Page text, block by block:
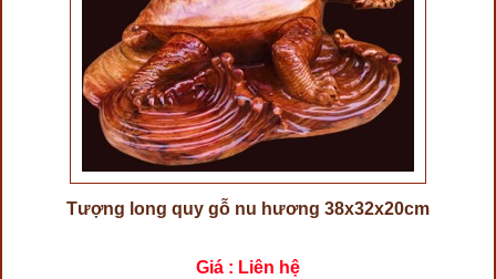
Tượng long quy gỗ nu hương 38x32x20cm
Giá : Liên hệ